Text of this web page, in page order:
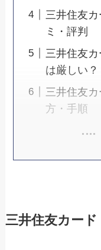
三井住友
ミ・評判
三井住友
は厳しい？
三井住友
方・手順
三井住友カー